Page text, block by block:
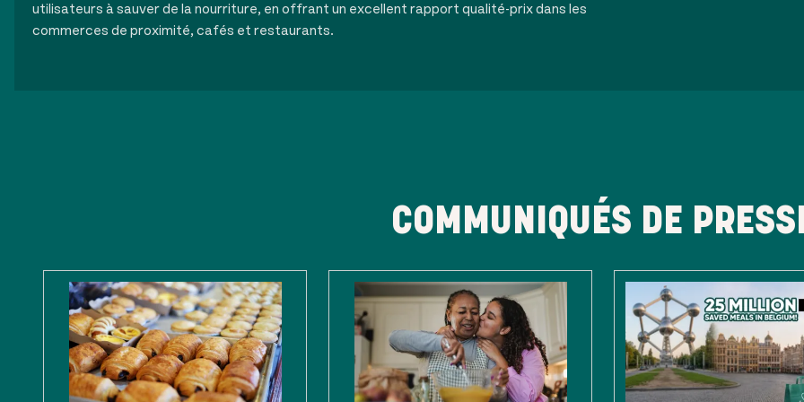
utilisateurs à sauver de la nourriture, en offrant un excellent rapport qualité-prix dans les
commerces de proximité, cafés et restaurants.
COMMUNIQUÉS DE